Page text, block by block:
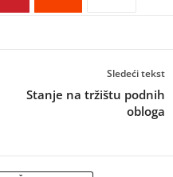
Sledeći tekst
Stanje na tržištu podnih
obloga